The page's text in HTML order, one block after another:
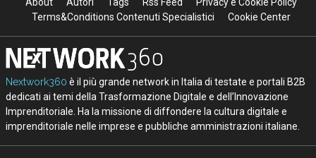
About Autori Tags Rss Feed
Privacy e Cookie Policy
Terms&Conditions Contenuti Specialistici
Cookie Center
Nextwork360 è il più grande network in Italia di testate e portali B2B
dedicati ai temi della Trasformazione Digitale e dell’Innovazione
Imprenditoriale. Ha la missione di diffondere la cultura digitale e
imprenditoriale nelle imprese e pubbliche amministrazioni italiane.